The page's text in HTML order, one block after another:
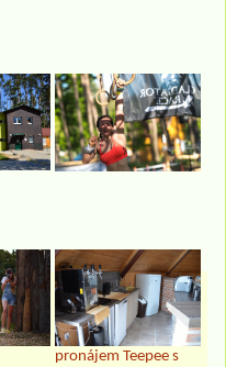
pronájem Teepee s